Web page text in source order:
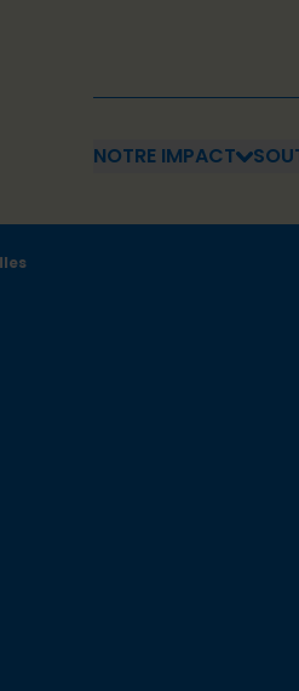
NOTRE IMPACT